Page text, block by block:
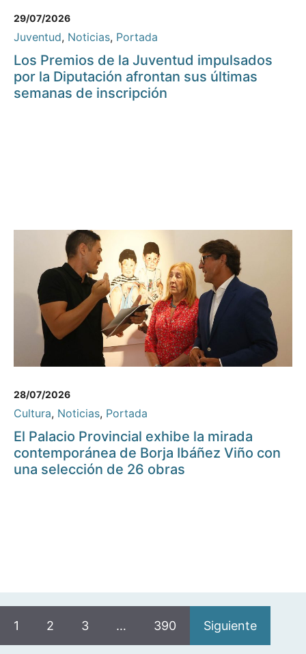
29/07/2026
Juventud, Noticias, Portada
Los Premios de la Juventud impulsados
por la Diputación afrontan sus últimas
semanas de inscripción
28/07/2026
Cultura, Noticias, Portada
El Palacio Provincial exhibe la mirada
contemporánea de Borja Ibáñez Viño con
una selección de 26 obras
1 2 3 … 390 Siguiente